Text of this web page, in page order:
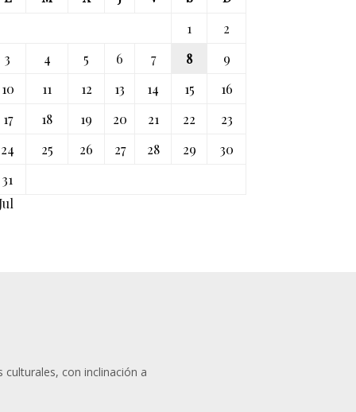
1
2
3
4 5 6 7 8
9
10
11 12 13 14 15
16
17
18 19 20 21 22
23
24
25 26 27 28 29
30
31
con inclinación a